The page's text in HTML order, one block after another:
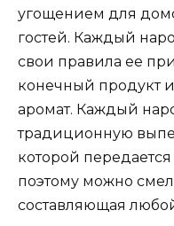
угощением для
гостей. Каждый
свои правила ее
конечный продукт
аромат. Каждый
традиционную
которой
поэтому можно
составляющая